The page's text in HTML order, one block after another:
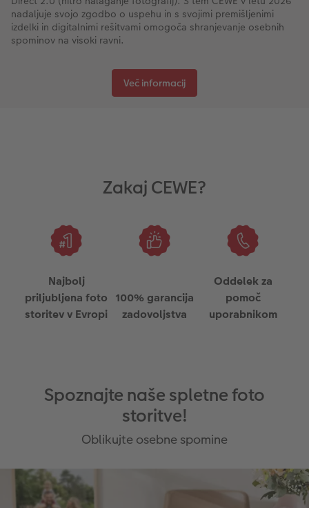
nadaljuje svojo zgodbo o uspehu in s svojimi premišljenimi
izdelki in digitalnimi rešitvami omogoča shranjevanje osebnih
spominov na visoki ravni.
Več informacij
Zakaj CEWE?
Najbolj
priljubljena foto
storitev v Evropi
100% garancija
zadovoljstva
Oddelek za
pomoč
uporabnikom
Spoznajte naše spletne foto
storitve!
Oblikujte osebne spomine